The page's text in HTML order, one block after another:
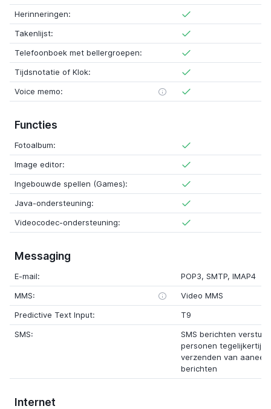
Herinneringen:
Takenlijst:
Telefoonboek met bellergroepen:
Tijdsnotatie of Klok:
Voice memo:
Functies
Fotoalbum:
Image editor:
Ingebouwde spellen (Games):
Java-ondersteuning:
Videocodec-ondersteuning:
Messaging
E-mail:
POP3, SMTP, IMAP4
MMS:
Video MMS
Predictive Text Input:
T9
SMS:
SMS berichten
personen tegelijkertijd,
verzenden van
berichten
Internet